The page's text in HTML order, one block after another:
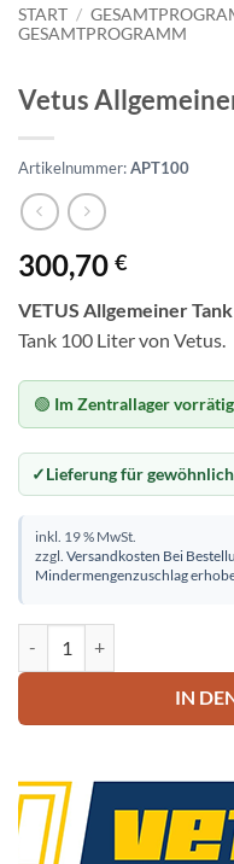
START /
GESAMTPROGRAMM
Vetus
Artikelnummer:APT100
300,70 €
VETUS Allgemeiner
Tank 100 Liter von Vetus.
🟢 Im Zentrallager vorrätig
Lieferung für
inkl. 19 % MwSt.
zzgl. Versandkosten Bei
Mindermengenzuschlag
IN